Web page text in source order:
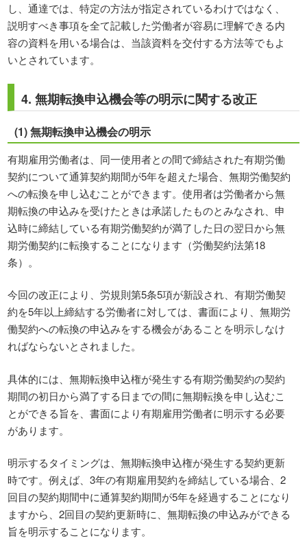
し、通達では、特定の方法が指定されているわけではなく、
説明すべき事項を全て記載した労働者が容易に理解できる内
容の資料を用いる場合は、当該資料を交付する方法等でもよ
いとされています。
4. 無期転換申込機会等の明示に関する改正
(1) 無期転換申込機会の明示
有期雇用労働者は、同一使用者との間で締結された有期労働
契約について通算契約期間が5年を超えた場合、無期労働契約
への転換を申し込むことができます。使用者は労働者から無
期転換の申込みを受けたときは承諾したものとみなされ、申
込時に締結している有期労働契約が満了した日の翌日から無
期労働契約に転換することになります（労働契約法第18
条）。
今回の改正により、労規則第5条5項が新設され、有期労働契
約を5年以上締結する労働者に対しては、書面により、無期労
働契約への転換の申込みをする機会があることを明示しなけ
ればならないとされました。
具体的には、無期転換申込権が発生する有期労働契約の契約
期間の初日から満了する日までの間に無期転換を申し込むこ
とができる旨を、書面により有期雇用労働者に明示する必要
があります。
明示するタイミングは、無期転換申込権が発生する契約更新
時です。例えば、3年の有期雇用契約を締結している場合、2
回目の契約期間中に通算契約期間が5年を経過することになり
ますから、2回目の契約更新時に、無期転換の申込みができる
旨を明示することになります。